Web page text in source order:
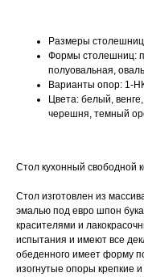
Размеры
Формы столешниц:
полуовальная,
Варианты опор: 1-
Цвета: белый,
черешня, темный
Стол кухонный свободной
Стол изготовлен из
эмалью под евро шпон
красителями и
испытания и имеют все
обеденного имеет форму
изогнутые опоры крепкие